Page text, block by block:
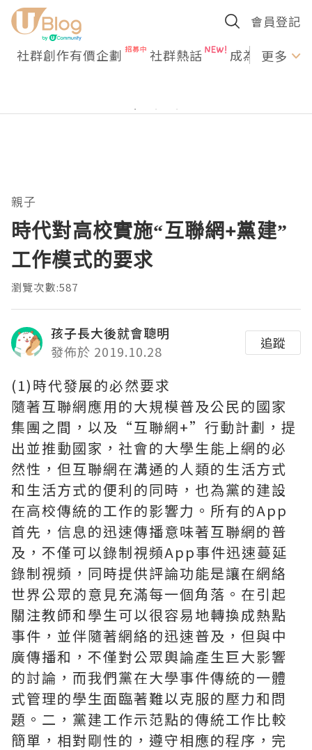
會員登記
社群創作有價企劃 社群熱話 成為U更多
親子
時代對高校實施“互聯網+黨建”
工作模式的要求
瀏覽次數:587
孩子長大後就會聰明
發佈於 2019.10.28
追蹤
(1)時代發展的必然要求
隨著互聯網應用的大規模普及公民的國家
集團之間，以及“互聯網+”行動計劃，提
出並推動國家，社會的大學生能上網的必
然性，但互聯網在溝通的人類的生活方式
和生活方式的便利的同時，也為黨的建設
在高校傳統的工作的影響力。所有的App
首先，信息的迅速傳播意味著互聯網的普
及，不僅可以錄制視頻App事件迅速蔓延
錄制視頻，同時提供評論功能是讓在網絡
世界公眾的意見充滿每一個角落。在引起
關注教師和學生可以很容易地轉換成熱點
事件，並伴隨著網絡的迅速普及，但與中
廣傳播和，不僅對公眾輿論產生巨大影響
的討論，而我們黨在大學事件傳統的一體
式管​​理的學生面臨著難以克服的壓力和問
題。二，黨建工作示范點的傳統工作比較
簡單，相對剛性的，遵守相應的程序，完